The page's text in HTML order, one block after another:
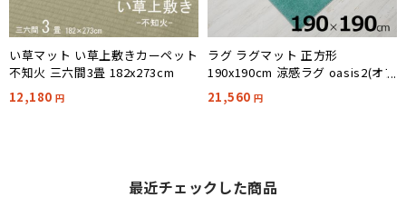
い草マット い草上敷きカーペット
不知火 三六間3畳 182x273cm
12,180 円
ラグ ラグマット 正方形
190x190cm 涼感ラグ oasis2(オア
シス2) 2色対応 ホットカーペット
床暖房対応
21,560 円
最近チェックした商品